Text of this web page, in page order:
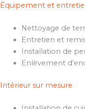
Équipement et
Nettoyage de
Entretien et
Installation de
Enlèvement
Intérieur sur mesure